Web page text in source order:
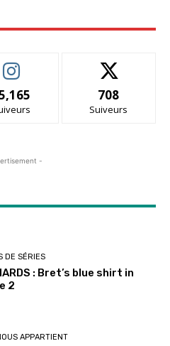
708
Suiveurs
-
DE SÉRIES
: Bret’s blue shirt in
2
APPARTIENT